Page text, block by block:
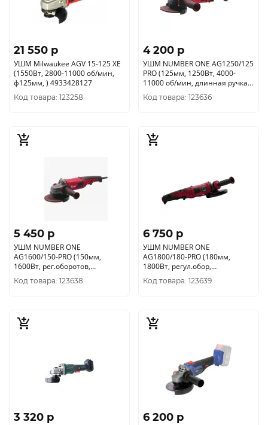
21 550 p
УШМ Milwaukee AGV 15-125 XE
(1550Вт, 2800-11000 об/мин,
ф125мм, ) 4933428127
Код товара: 123258
4 200 p
УШМ NUMBER ONE AG1250/125
PRO (125мм, 1250Вт, 4000-
11000 об/мин, длинная ручка,
повышенная пылезащита)
Код товара: 123636
5 450 p
УШМ NUMBER ONE
AG1600/150-PRO (150мм,
1600Вт, рег.оборотов,
повыш.пылезащита, японский
подшипник)
Код товара: 123638
6 750 p
УШМ NUMBER ONE
AG1800/180-PRO (180мм,
1800Вт, регул.обор,
повыш.пылезащ, Японский
подшипник)
Код товара: 123639
3 320 p 6 200 p